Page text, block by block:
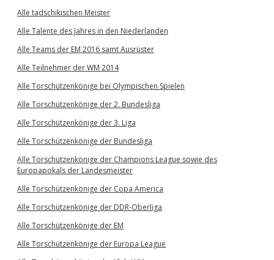
Alle tadschikischen Meister
Alle Talente des Jahres in den Niederlanden
Alle Teams der EM 2016 samt Ausrüster
Alle Teilnehmer der WM 2014
Alle Torschützenkönige bei Olympischen Spielen
Alle Torschützenkönige der 2. Bundesliga
Alle Torschützenkönige der 3. Liga
Alle Torschützenkönige der Bundesliga
Alle Torschützenkönige der Champions League sowie des
Europapokals der Landesmeister
Alle Torschützenkönige der Copa America
Alle Torschützenkönige der DDR-Oberliga
Alle Torschützenkönige der EM
Alle Torschützenkönige der Europa League